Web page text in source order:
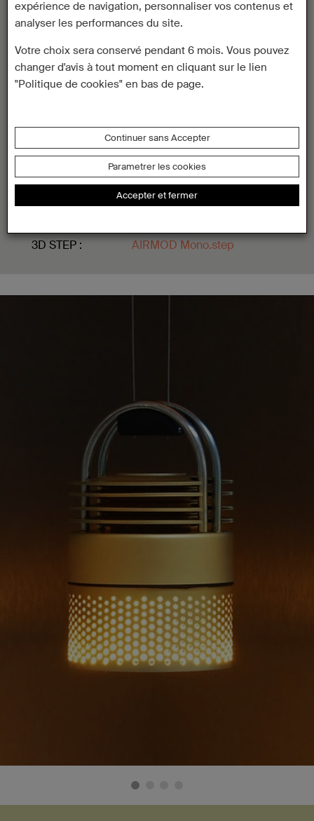
Lentille en verre trempé
sablée faisceau 30° environ.
Caractéristiques techniques
Indice de
Poids du luminaire
:
1,3 kg
Documentation
Fiche technique :
AIRMOD Mono.pdf
3D DS :
AIRMOD Mono.3ds
3D STEP :
AIRMOD Mono.step
expérience de navigation, personnaliser vos contenus et
analyser les performances du site.
Votre choix sera conservé pendant 6 mois. Vous pouvez
changer d'avis à tout moment en cliquant sur le lien
"Politique de cookies" en bas de page.
Continuer sans Accepter
Parametrer les cookies
Accepter et fermer